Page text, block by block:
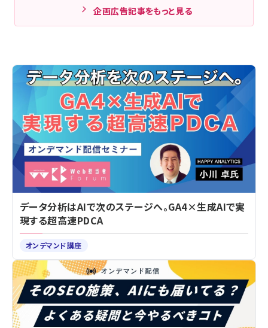
企画広告記事をもっと見る
データ分析はAIで次のステージへ。GA4×生成AIで実
現する超高速PDCA
オンデマンド講座